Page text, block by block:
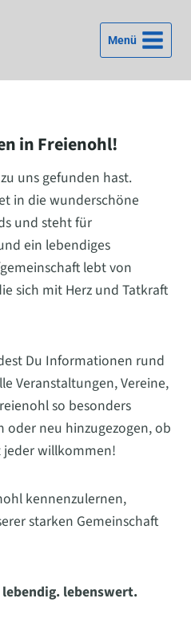
Menü
in Freienohl!
uns gefunden hast.
in die wunderschöne
und steht für
ein lebendiges
lebt von
sich mit Herz und Tatkraft
Du Informationen rund
Veranstaltungen, Vereine,
so besonders
oder neu hinzugezogen, ob
jeder willkommen!
kennenzulernen,
starken Gemeinschaft
lebenswert.